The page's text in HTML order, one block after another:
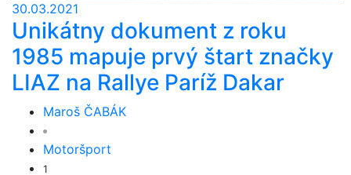
30.03.2021
Unikátny dokument z roku
1985 mapuje prvý štart značky
LIAZ na Rallye Paríž Dakar
Maroš ČABÁK
Motoršport
1